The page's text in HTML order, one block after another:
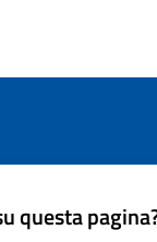
questa